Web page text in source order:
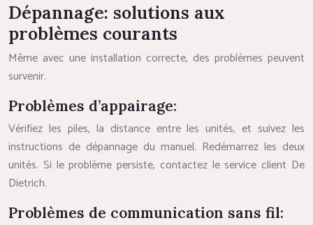
Dépannage: solutions aux
problèmes courants
Même avec une installation correcte, des problèmes peuvent
survenir.
Problèmes d’appairage:
Vérifiez les piles, la distance entre les unités, et suivez les
instructions de dépannage du manuel. Redémarrez les deux
unités. Si le problème persiste, contactez le service client De
Dietrich.
Problèmes de communication sans fil: